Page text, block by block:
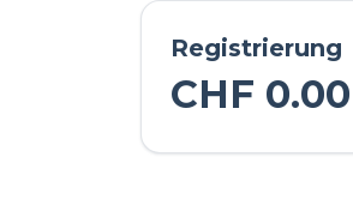
Registrierung
CHF 0.00